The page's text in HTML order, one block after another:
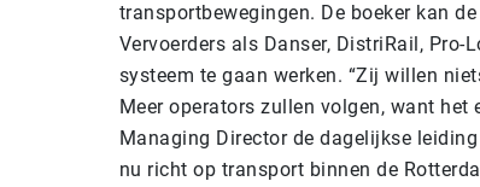
transportbewegingen. De boeker kan
Vervoerders als Danser, DistriRail,
systeem te gaan werken. “Zij willen
Meer operators zullen volgen, want
Managing Director de dagelijkse
nu richt op transport binnen de